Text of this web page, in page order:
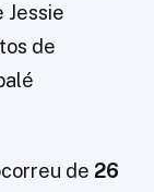
Jessie
de
de 26